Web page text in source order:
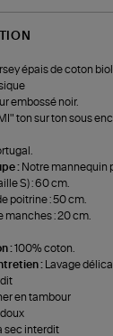
épais de coton
embossé noir.
ton sur ton sous
: Notre mannequin
S) : 60 cm.
poitrine : 50 cm.
manches : 20 cm.
:100% coton.
:
Lavage
en tambour
sec interdit